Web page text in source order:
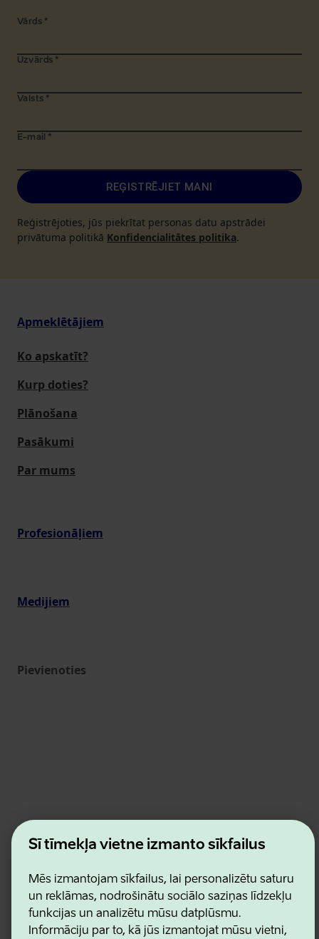
Šī tīmekļa vietne izmanto sīkfailus
Mēs izmantojam sīkfailus, lai personalizētu saturu
un reklāmas, nodrošinātu sociālo saziņas līdzekļu
funkcijas un analizētu mūsu datplūsmu.
Informāciju par to, kā jūs izmantojat mūsu vietni,
Vārds *
Uzvārds *
Valsts *
E-mail *
REĢISTRĒJIET MANI
Reģistrējoties, jūs piekrītat personas datu apstrādei
privātuma politikā Konfidencialitātes politika.
Apmeklētājiem
Ko apskatīt?
Kurp doties?
Plānošana
Pasākumi
Par mums
Profesionāļiem
Medijiem
Pievienoties
Estonian Business and Innovation Agency
Kontakti
Lietošanas noteikumi
Sīkdatņu un konfidencialitātes politika